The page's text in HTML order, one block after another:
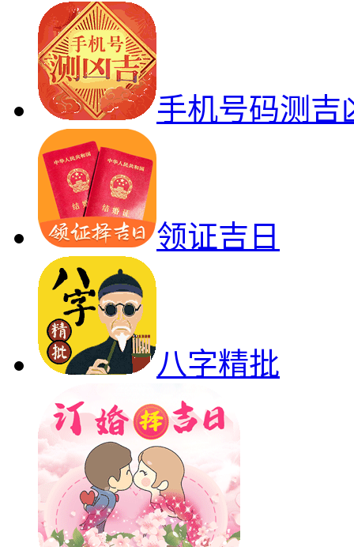
手机号码测吉
领证吉日
八字精批